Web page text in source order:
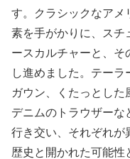
す。クラシックなアメ
素を手がかりに、スチ
ースカルチャーと、そ
し進めました。テー
ガウン、くたっとした
デニムのトラウザーな
行き交い、それぞれが
歴史と開かれた可能性